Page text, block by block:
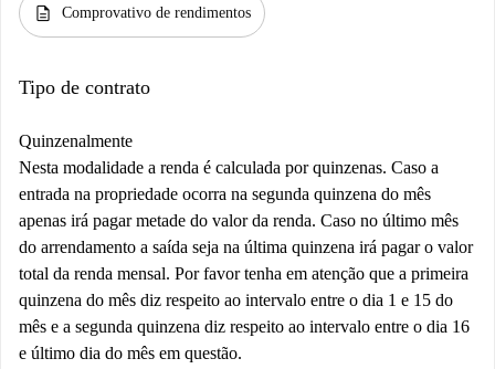
description Comprovativo de rendimentos
Tipo de contrato
Quinzenalmente
Nesta modalidade a renda é calculada por quinzenas. Caso a
entrada na propriedade ocorra na segunda quinzena do mês
apenas irá pagar metade do valor da renda. Caso no último mês
do arrendamento a saída seja na última quinzena irá pagar o valor
total da renda mensal. Por favor tenha em atenção que a primeira
quinzena do mês diz respeito ao intervalo entre o dia 1 e 15 do
mês e a segunda quinzena diz respeito ao intervalo entre o dia 16
e último dia do mês em questão.